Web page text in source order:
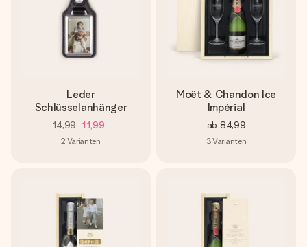
Leder
Schlüsselanhänger
14,99 11,99
2 Varianten
Moët & Chandon Ice
Impérial
ab 84,99
3Varianten